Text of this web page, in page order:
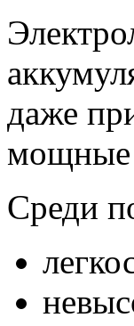
даже
мощные
Среди